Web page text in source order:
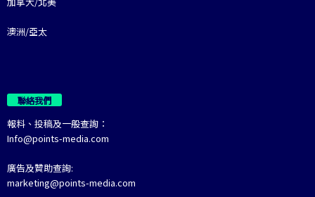
澳洲/亞太
聯絡我們
報料、投稿及一般查詢：
Info@points-media.com
廣告及贊助查詢:
marketing@points-media.com